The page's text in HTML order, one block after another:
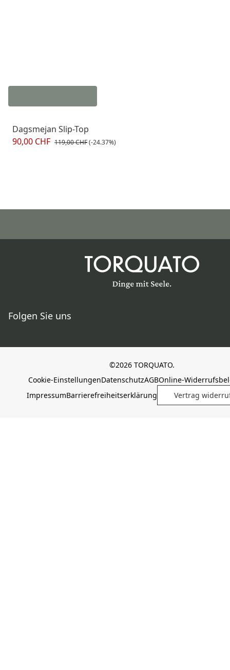
Dagsmejan Slip-Top
90,00 CHF 119,00 CHF(-24.37%)
Folgen Sie uns
©2026 TORQUATO.
Cookie-EinstellungenDatenschutzAGBOnline-
ImpressumBarrierefreiheitserklärung Vertrag